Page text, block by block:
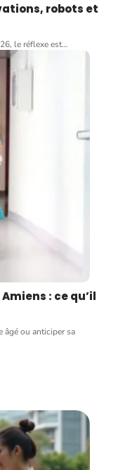
robots et
le réflexe est…
: ce qu’il
âgé ou anticiper sa